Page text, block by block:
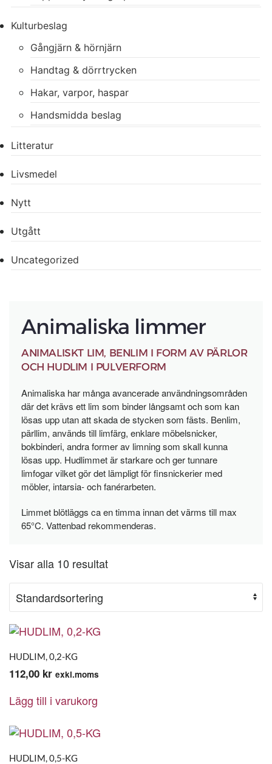
Kulturbeslag
Gångjärn & hörnjärn
Handtag & dörrtrycken
Hakar, varpor, haspar
Handsmidda beslag
Litteratur
Livsmedel
Nytt
Utgått
Uncategorized
Animaliska limmer
ANIMALISKT LIM, BENLIM I FORM AV PÄRLOR
OCH HUDLIM I PULVERFORM
Animaliska har många avancerade användningsområden
där det krävs ett lim som binder långsamt och som kan
lösas upp utan att skada de stycken som fästs. Benlim,
pärllim, används till limfärg, enklare möbelsnicker,
bokbinderi, andra former av limning som skall kunna
lösas upp. Hudlimmet är starkare och ger tunnare
limfogar vilket gör det lämpligt för finsnickerier med
möbler, intarsia- och fanérarbeten.
Limmet blötläggs ca en timma innan det värms till max
65°C. Vattenbad rekommenderas.
Visar alla 10 resultat
HUDLIM, 0,2-KG
112,00 kr exkl.moms
Lägg till i varukorg
HUDLIM, 0,5-KG